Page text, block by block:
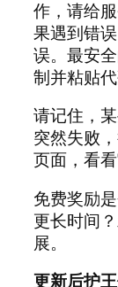
作，请给
果遇到错
误。最安
制并粘贴代
请记住，
突然失败
页面，看
免费奖励
更长时间
展。
更新后护